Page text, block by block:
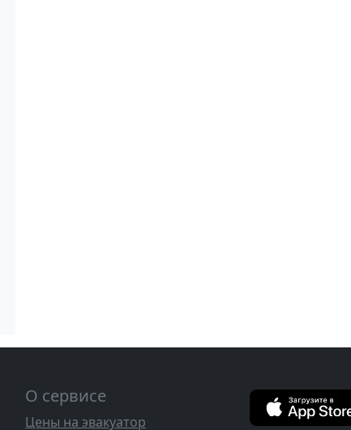
О сервисе
Цены на эвакуатор